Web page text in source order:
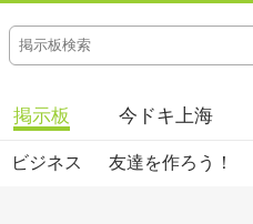
掲示板 今ドキ上海
ビジネス 友達を作ろう！